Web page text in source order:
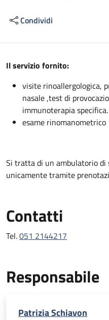
Condividi
Descrizione
Il servizio fornito:
visite rinoallergologica,
nasale ,test di
immunoterapia specifica.
esame rinomanometrico
Si tratta di un ambulatorio di
unicamente tramite
Contatti
Tel.051 2144217
Responsabile
Patrizia Schiavon